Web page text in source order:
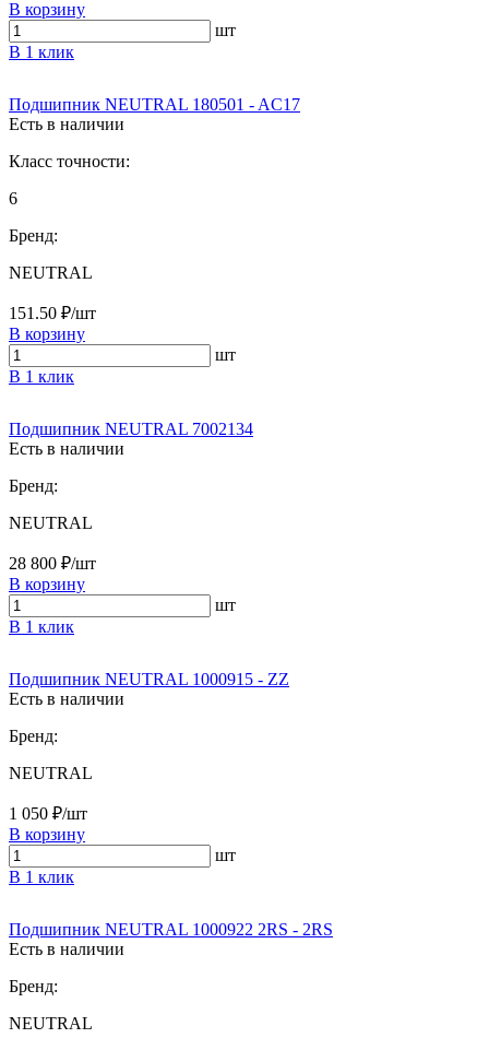
В корзину
шт
В 1 клик
Подшипник NEUTRAL 180501 - AC17
Есть в наличии
Класс точности:
6
Бренд:
NEUTRAL
151.50 ₽/шт
В корзину
шт
В 1 клик
Подшипник NEUTRAL 7002134
Есть в наличии
Бренд:
NEUTRAL
28 800 ₽/шт
В корзину
шт
В 1 клик
Подшипник NEUTRAL 1000915 - ZZ
Есть в наличии
Бренд:
NEUTRAL
1 050 ₽/шт
В корзину
шт
В 1 клик
Подшипник NEUTRAL 1000922 2RS - 2RS
Есть в наличии
Бренд:
NEUTRAL